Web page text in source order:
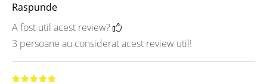
Raspunde
A fost util acest review?
3 persoane au considerat acest review util!